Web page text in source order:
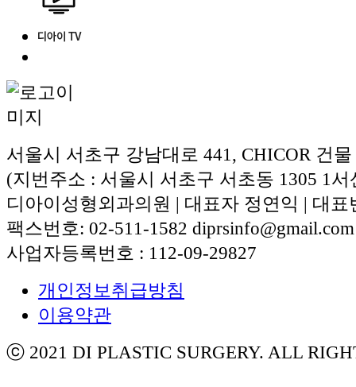
서울시 서초구 강남대로 441, CHICOR 건물
(지번주소 : 서울시 서초구 서초동 1305 1서
디아이성형외과의원 | 대표자 정연익 | 대표
팩스번호: 02-511-1582 diprsinfo@gmail.com
사업자등록번호 : 112-09-29827
개인정보취급방침
이용약관
ⓒ 2021 DI PLASTIC SURGERY. ALL